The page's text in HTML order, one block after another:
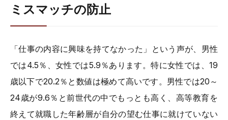
ミスマッチの防止
「仕事の内容に興味を持てなかった」という声が、男性
では4.5％、女性では5.9％あります。特に女性では、19
歳以下で20.2％と数値は極めて高いです。男性では20～
24歳が9.6％と前世代の中でもっとも高く、高等教育を
終えて就職した年齢層が自分の望む仕事に就けていない